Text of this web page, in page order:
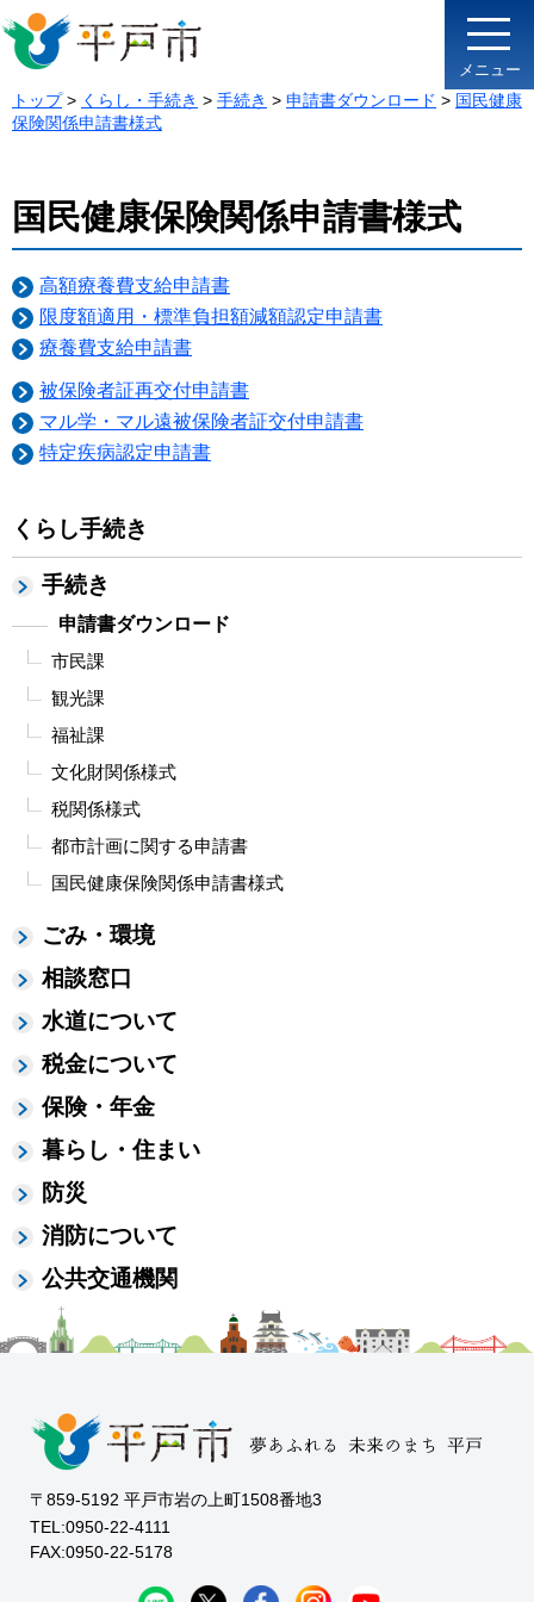
メニュー
トップ> くらし・手続き > 手続き > 申請書ダウンロード > 国民健康
保険関係申請書様式
くらし手続き
手続き
申請書ダウンロード
市民課
観光課
福祉課
文化財関係様式
税関係様式
都市計画に関する申請書
国民健康保険関係申請書様式
ごみ・環境
相談窓口
水道について
税金について
保険・年金
暮らし・住まい
防災
消防について
公共交通機関
国民健康保険関係申請書様式
高額療養費支給申請書
限度額適用・標準負担額減額認定申請書
療養費支給申請書
被保険者証再交付申請書
マル学・マル遠被保険者証交付申請書
特定疾病認定申請書
〒859-5192 平戸市岩の上町1508番地3
TEL:0950-22-4111
FAX:0950-22-5178